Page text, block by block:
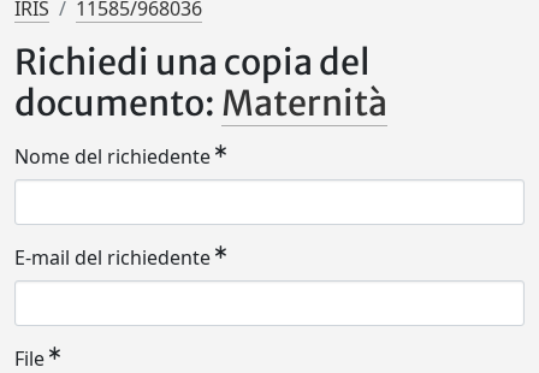
IRIS 11585/968036
Richiedi una copia del
documento: Maternità
Nome del richiedente
E-mail del richiedente
File